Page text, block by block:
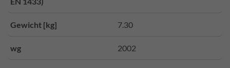
Gewicht [kg] 7.30
wg 2002